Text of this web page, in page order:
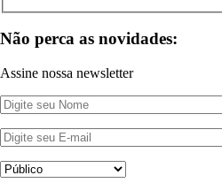
Não perca as novidades:
Assine nossa newsletter